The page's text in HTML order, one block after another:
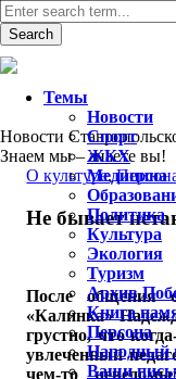
Новости
Знаем мы – знаете вы!
О культуре,
Не бывает
После общения
«Калинка»
грустно, что
увлеченный
чем-то
Темы
Новости
Спорт
ЖКХ
Медицина
Политика
Культура
Экология
Туризм
Архив
Книга
Персона
Народный
Ваши